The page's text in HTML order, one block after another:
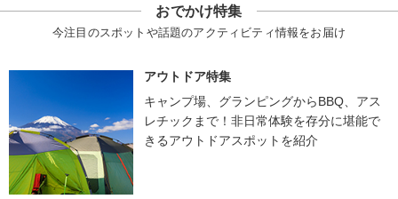
おでかけ特集
今注目のスポットや話題のアクティビティ情報をお届け
アウトドア特集
キャンプ場、グランピングからBBQ、アス
レチックまで！非日常体験を存分に堪能で
きるアウトドアスポットを紹介